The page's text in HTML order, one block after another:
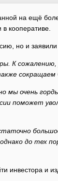
на ещё
кооперативе.
но и
К
мы очень
поможет
до тех
инвестора и